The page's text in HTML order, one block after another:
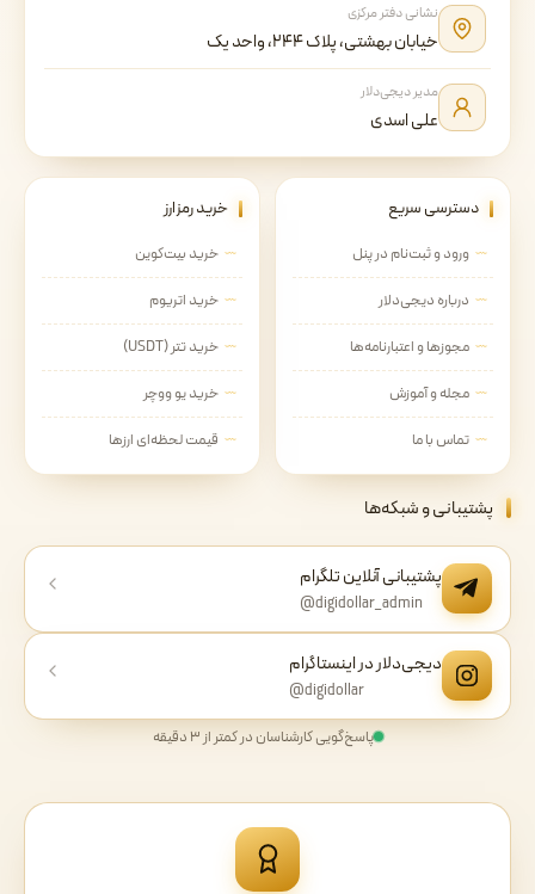
نشانی دفتر مرکزی
خیابان بهشتی، پلاک ۲۴۴، واحد یک
مدیر دیجی‌دلار
علی اسدی
دسترسی سریع
ورود و ثبت‌نام در پنل
درباره دیجی‌دلار
مجوزها و اعتبارنامه‌ها
مجله و آموزش
تماس با ما
خرید رمزارز
خرید بیت‌کوین
خرید اتریوم
خرید تتر (USDT)
خرید یو ووچر
قیمت لحظه‌ای ارزها
پشتیبانی و شبکه‌ها
پشتیبانی آنلاین تلگرام
@digidollar_admin
دیجی‌دلار در اینستاگرام
@digidollar
پاسخ‌گویی کارشناسان در کمتر از ۳ دقیقه